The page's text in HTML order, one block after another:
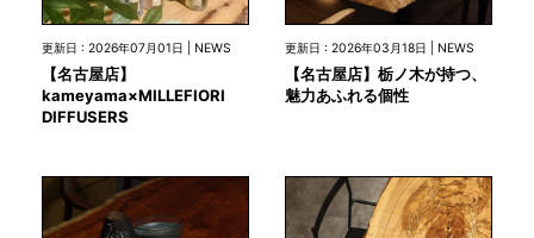
更新日 : 2026年07月01日 | NEWS
【名古屋店】
kameyama×MILLEFIORI
DIFFUSERS
更新日 : 2026年03月18日 | NEWS
【名古屋店】栃ノ木が持つ、
魅力あふれる個性